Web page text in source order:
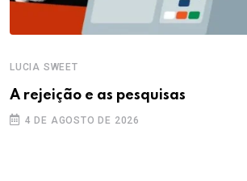
LUCIA SWEET
A rejeição e as pesquisas
4 DE AGOSTO DE 2026